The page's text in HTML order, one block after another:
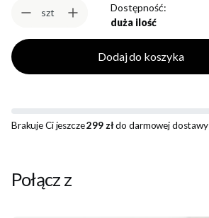
szt
Dostępność:
duża ilość
Dodaj do koszyka
Brakuje Ci jeszcze299 złdo darmowej dostawy
Połącz z